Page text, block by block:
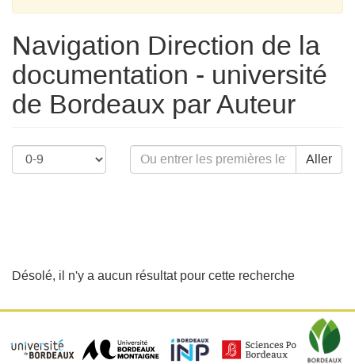
Navigation Direction de la
documentation - université
de Bordeaux par Auteur
Aller
Désolé, il n'y a aucun résultat pour cette recherche